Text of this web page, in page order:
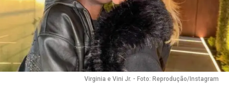
Virginia e Vini Jr. - Foto: Reprodução/Instagram